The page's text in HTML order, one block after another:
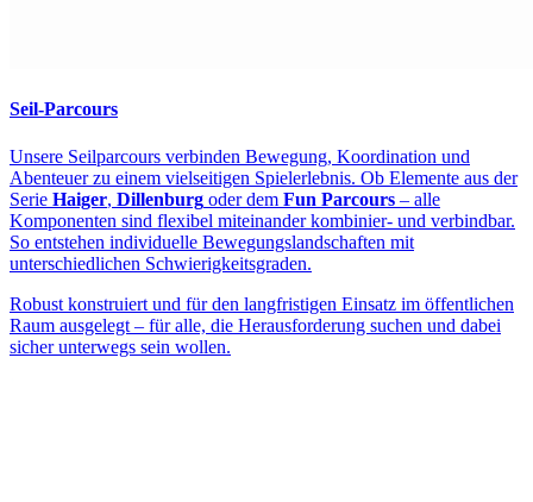
Seil-Parcours
Unsere Seilparcours verbinden Bewegung, Koordination und
Abenteuer zu einem vielseitigen Spielerlebnis. Ob Elemente aus der
Serie Haiger, Dillenburg oder dem Fun Parcours – alle
Komponenten sind flexibel miteinander kombinier- und verbindbar.
So entstehen individuelle Bewegungslandschaften mit
unterschiedlichen Schwierigkeitsgraden.
Robust konstruiert und für den langfristigen Einsatz im öffentlichen
Raum ausgelegt – für alle, die Herausforderung suchen und dabei
sicher unterwegs sein wollen.